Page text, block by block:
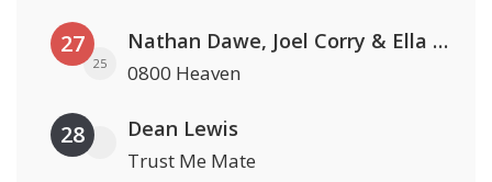
27
25
Nathan Dawe, Joel Corry & Ella Henderson
0800 Heaven
28 Dean Lewis
Trust Me Mate